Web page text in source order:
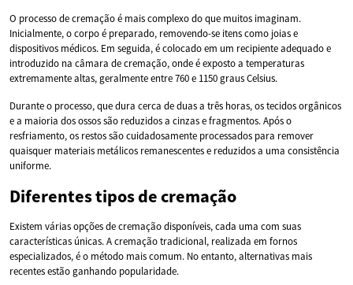
O processo de cremação é mais complexo do que muitos imaginam.
Inicialmente, o corpo é preparado, removendo-se itens como joias e
dispositivos médicos. Em seguida, é colocado em um recipiente adequado e
introduzido na câmara de cremação, onde é exposto a temperaturas
extremamente altas, geralmente entre 760 e 1150 graus Celsius.
Durante o processo, que dura cerca de duas a três horas, os tecidos orgânicos
e a maioria dos ossos são reduzidos a cinzas e fragmentos. Após o
resfriamento, os restos são cuidadosamente processados para remover
quaisquer materiais metálicos remanescentes e reduzidos a uma consistência
uniforme.
Diferentes tipos de cremação
Existem várias opções de cremação disponíveis, cada uma com suas
características únicas. A cremação tradicional, realizada em fornos
especializados, é o método mais comum. No entanto, alternativas mais
recentes estão ganhando popularidade.